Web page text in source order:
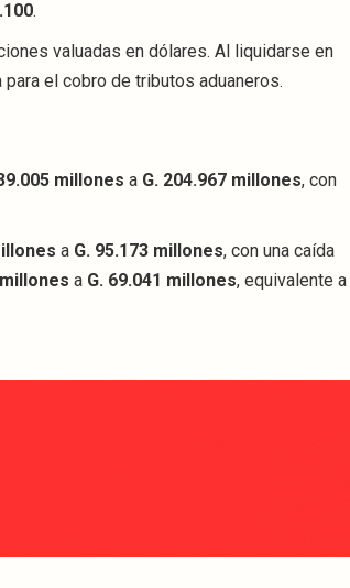
.
valuadas en dólares. Al liquidarse en
el cobro de tributos aduaneros.
millones a G. 204.967 millones, con
a G. 95.173 millones, con una caída
a G. 69.041 millones, equivalente a